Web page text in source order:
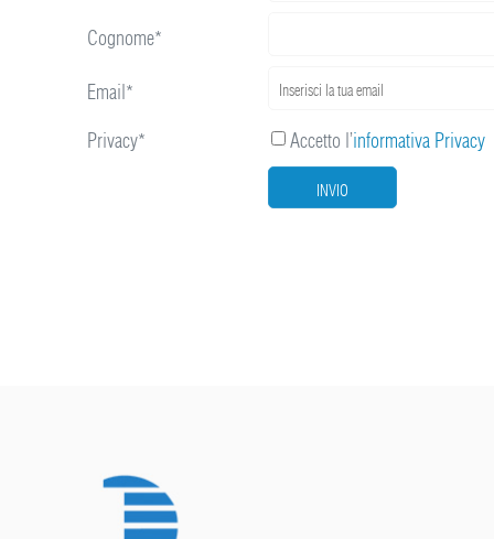
Cognome*
Email*
Privacy*
Accetto l’informativa Privacy
INVIO